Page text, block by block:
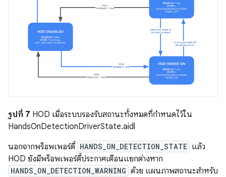
รูปที่ 7 HOD เมื่อระบบรองรับสถานะทั้งหมดที่กำหนดไว้ใน
HandsOnDetectionDriverState.aidl
นอกจากพร็อพเพอร์ตี้ HANDS_ON_DETECTION_STATE แล้ว
HOD ยังมีพร็อพเพอร์ตี้ประกาศเตือนแยกต่างหาก
HANDS_ON_DETECTION_WARNING ด้วย แผนภาพสถานะสำหรับ